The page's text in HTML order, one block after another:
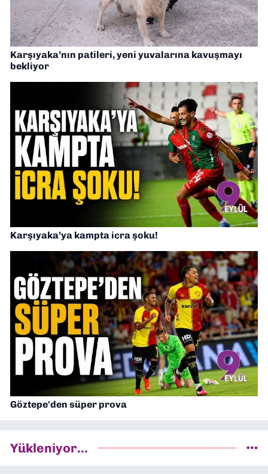
Karşıyaka’nın patileri, yeni yuvalarına kavuşmayı
bekliyor
Karşıyaka’ya kampta icra şoku!
Göztepe'den süper prova
Yükleniyor...